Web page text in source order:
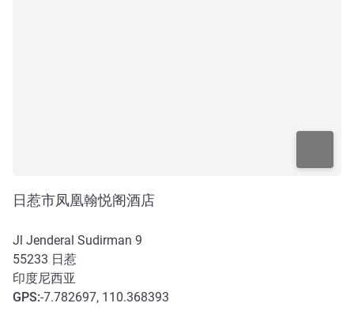
日惹市凤凰翰悦阁酒店
Jl Jenderal Sudirman 9
55233 日惹
印度尼西亚
GPS:-7.782697, 110.368393